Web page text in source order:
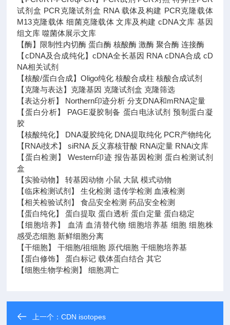
试剂盒 PCR克隆试剂盒 RNA 载体及构建 PCR克隆载体
M13克隆载体 细菌克隆载体 文库及构建 cDNA文库 基因
组文库 噬菌体展示文库
【酶】限制性内切酶 蛋白酶 核酸酶 激酶 聚合酶 连接酶
【cDNA及合成纯化】cDNA全长基因 RNA cDNA合成 cD
NA相关试剂
【核酸/蛋白合成】Oligo纯化 核酸合成柱 核酸合成试剂
【克隆与表达】克隆基因 克隆试剂盒 克隆筛选
【表达分析】 Northern印迹分析 分支DNA和mRNA定量
【蛋白分析】 PAGE凝胶制备 蛋白电泳试剂 预制蛋白凝
胶
【核酸纯化】 DNA凝胶纯化 DNA提取纯化 PCR产物纯化
【RNAi技术】 siRNA 反义寡核苷酸 RNAi定量 RNAi文库
【蛋白检测】 Western印迹 报告基因检测 蛋白检测试剂
盒
【实验动物】 转基因动物 小鼠 大鼠 模式动物
【临床检测试剂】 生化检测 遗传学检测 血液检测
【相关检验试剂】 食品安全检测 药品安全检测
【蛋白纯化】 蛋白提取 蛋白透析 蛋白定量 蛋白稳定
【细胞培养】 血清 血清替代物 细胞培养基 细胞 细胞株
感受态细胞 新鲜细胞分离
【干细胞】 干细胞/祖细胞 原代细胞 干细胞培养基
【蛋白修饰】 蛋白标记 载体蛋白结合 其它
【细胞生物学检测】 细胞凋亡
上一个：CDN isotopes